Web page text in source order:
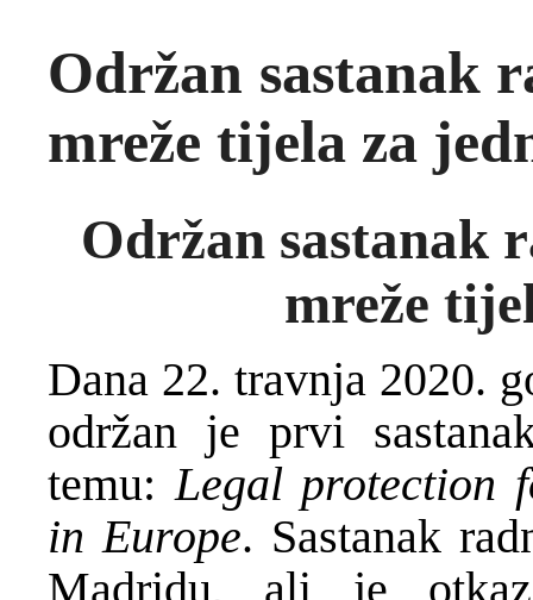
Održan sastanak
mreže tijela za
Održan sastanak
mreže
Dana 22. travnja 2020.
održan je prvi
temu:Legal protection
in Europe. Sastanak
Madridu, ali je